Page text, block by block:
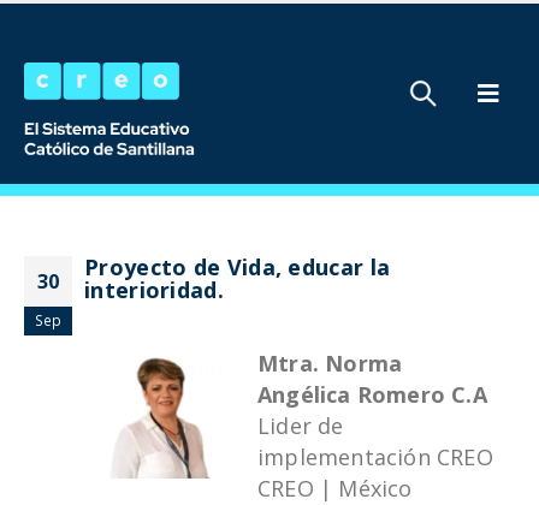
30
Sep
Proyecto de Vida, educar la
interioridad.
Mtra. Norma
Angélica Romero C.A
Lider de
implementación CREO
CREO | México